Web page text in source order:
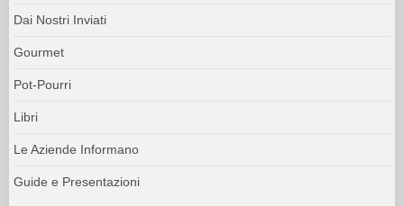
Dai Nostri Inviati
Gourmet
Pot-Pourri
Libri
Le Aziende Informano
Guide e Presentazioni